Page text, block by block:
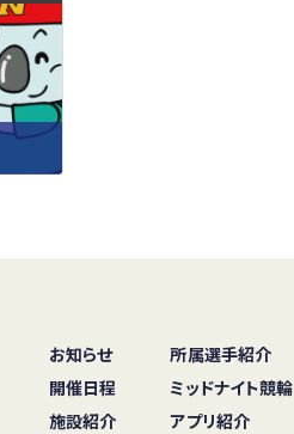
お知らせ
開催日程
施設紹介
所属選手紹介
ミッドナイト競輪
アプリ紹介